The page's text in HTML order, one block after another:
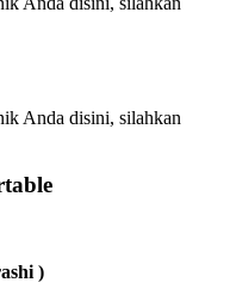
Anda disini, silahkan
)